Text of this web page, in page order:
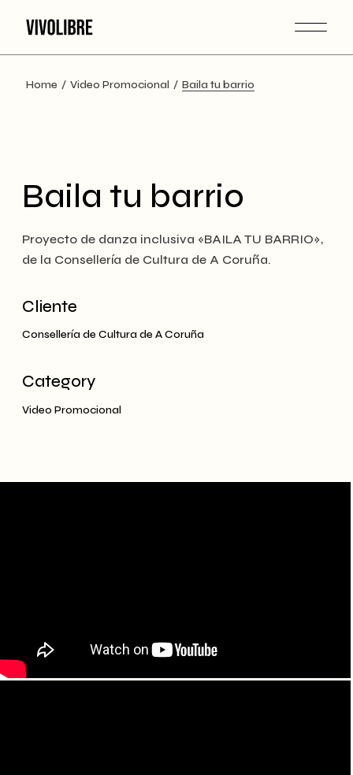
Home Video Promocional Baila tu barrio
Baila tu barrio
Proyecto de danza inclusiva «BAILA TU BARRIO»,
de la Consellería de Cultura de A Coruña.
Cliente
Consellería de Cultura de A Coruña
Category
Video Promocional